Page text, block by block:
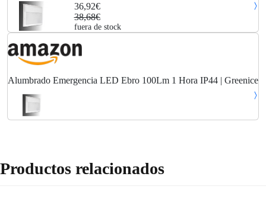
36,92€
38,68€
fuera de stock
Alumbrado Emergencia LED Ebro 100Lm 1 Hora IP44 | Greenice
Productos relacionados